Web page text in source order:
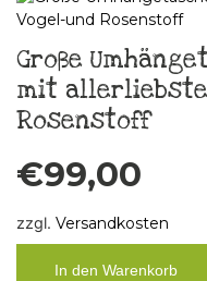
Große
mit
Rosenstoff
€99,00
zzgl. Versandkosten
In den Warenkorb